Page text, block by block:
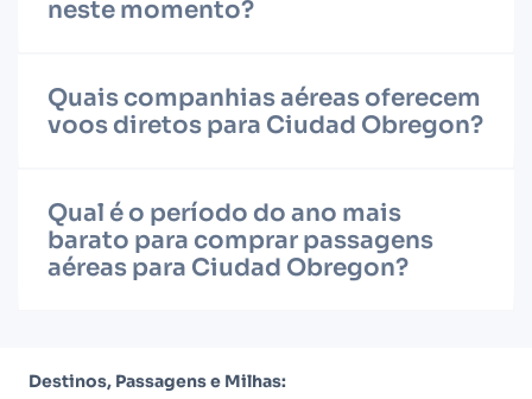
neste momento?
Quais companhias aéreas oferecem
voos diretos para Ciudad Obregon?
Qual é o período do ano mais
barato para comprar passagens
aéreas para Ciudad Obregon?
Destinos, Passagens e Milhas: